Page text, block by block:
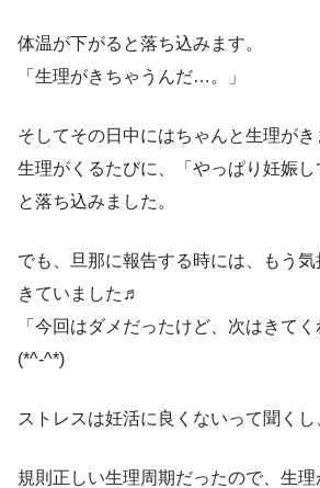
体温が下がると落ち込みます。
「生理がきちゃうんだ…。」
そしてその日中にはちゃんと生理がき
生理がくるたびに、「やっぱり妊娠
と落ち込みました。
でも、旦那に報告する時には、もう
きていました♬
「今回はダメだったけど、次はきて
(*^-^*)
ストレスは妊活に良くないって聞く
規則正しい生理周期だったので、生